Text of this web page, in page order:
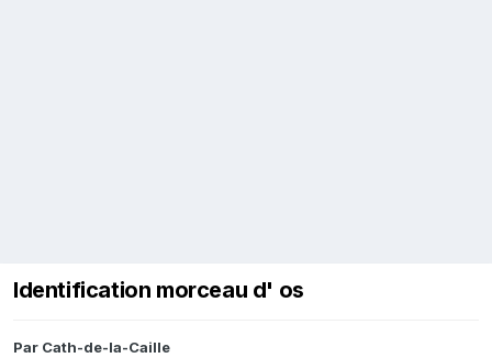
Identification morceau d' os
Par Cath-de-la-Caille